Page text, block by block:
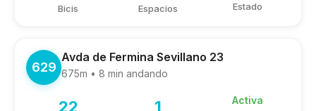
Bicis Espacios Estado
629
Avda de Fermina Sevillano 23
675m • 8 min andando
22 1 Activa